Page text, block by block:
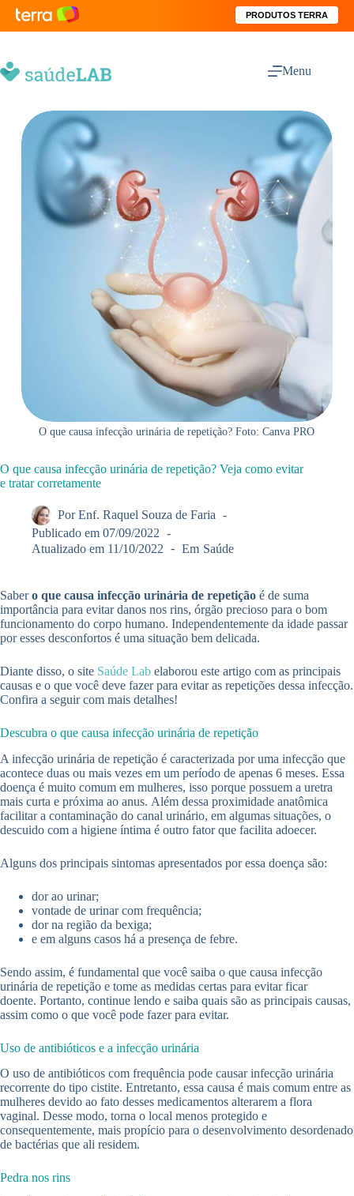
PRODUTOS TERRA
Menu
O que causa infecção urinária de repetição? Foto: Canva PRO
O que causa infecção urinária de repetição? Veja como evitar
e tratar corretamente
Por Enf. Raquel Souza de Faria
Publicado em 07/09/2022
Atualizado em 11/10/2022 Em Saúde
Sabero que causa infecção urinária de repetição é de suma
importância para evitar danos nos rins, órgão precioso para o bom
funcionamento do corpo humano. Independentemente da idade passar
por esses desconfortos é uma situação bem delicada.
Diante disso, o site Saúde Lab elaborou este artigo com as principais
causas e o que você deve fazer para evitar as repetições dessa infecção.
Confira a seguir com mais detalhes!
Descubra o que causa infecção urinária de repetição
A infecção urinária de repetição é caracterizada por uma infecção que
acontece duas ou mais vezes em um período de apenas 6 meses. Essa
doença é muito comum em mulheres, isso porque possuem a uretra
mais curta e próxima ao anus. Além dessa proximidade anatômica
facilitar a contaminação do canal urinário, em algumas situações, o
descuido com a higiene íntima é outro fator que facilita adoecer.
Alguns dos principais sintomas apresentados por essa doença são:
dor ao urinar;
vontade de urinar com frequência;
dor na região da bexiga;
e em alguns casos há a presença de febre.
Sendo assim, é fundamental que você saiba o que causa infecção
urinária de repetição e tome as medidas certas para evitar ficar
doente. Portanto, continue lendo e saiba quais são as principais causas,
assim como o que você pode fazer para evitar.
Uso de antibióticos e a infecção urinária
O uso de antibióticos com frequência pode causar infecção urinária
recorrente do tipo cistite. Entretanto, essa causa é mais comum entre as
mulheres devido ao fato desses medicamentos alterarem a flora
vaginal. Desse modo, torna o local menos protegido e
consequentemente, mais propício para o desenvolvimento desordenado
de bactérias que ali residem.
Pedra nos rins